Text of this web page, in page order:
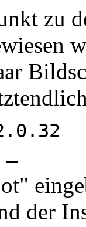
zu
der